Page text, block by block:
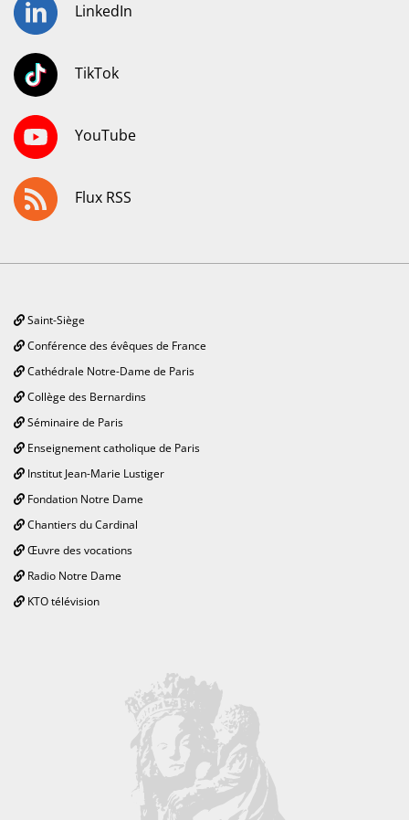
LinkedIn
TikTok
YouTube
Flux RSS
Saint-Siège
Conférence des évêques de France
Cathédrale Notre-Dame de Paris
Collège des Bernardins
Séminaire de Paris
Enseignement catholique de Paris
Institut Jean-Marie Lustiger
Fondation Notre Dame
Chantiers du Cardinal
Œuvre des vocations
Radio Notre Dame
KTO télévision